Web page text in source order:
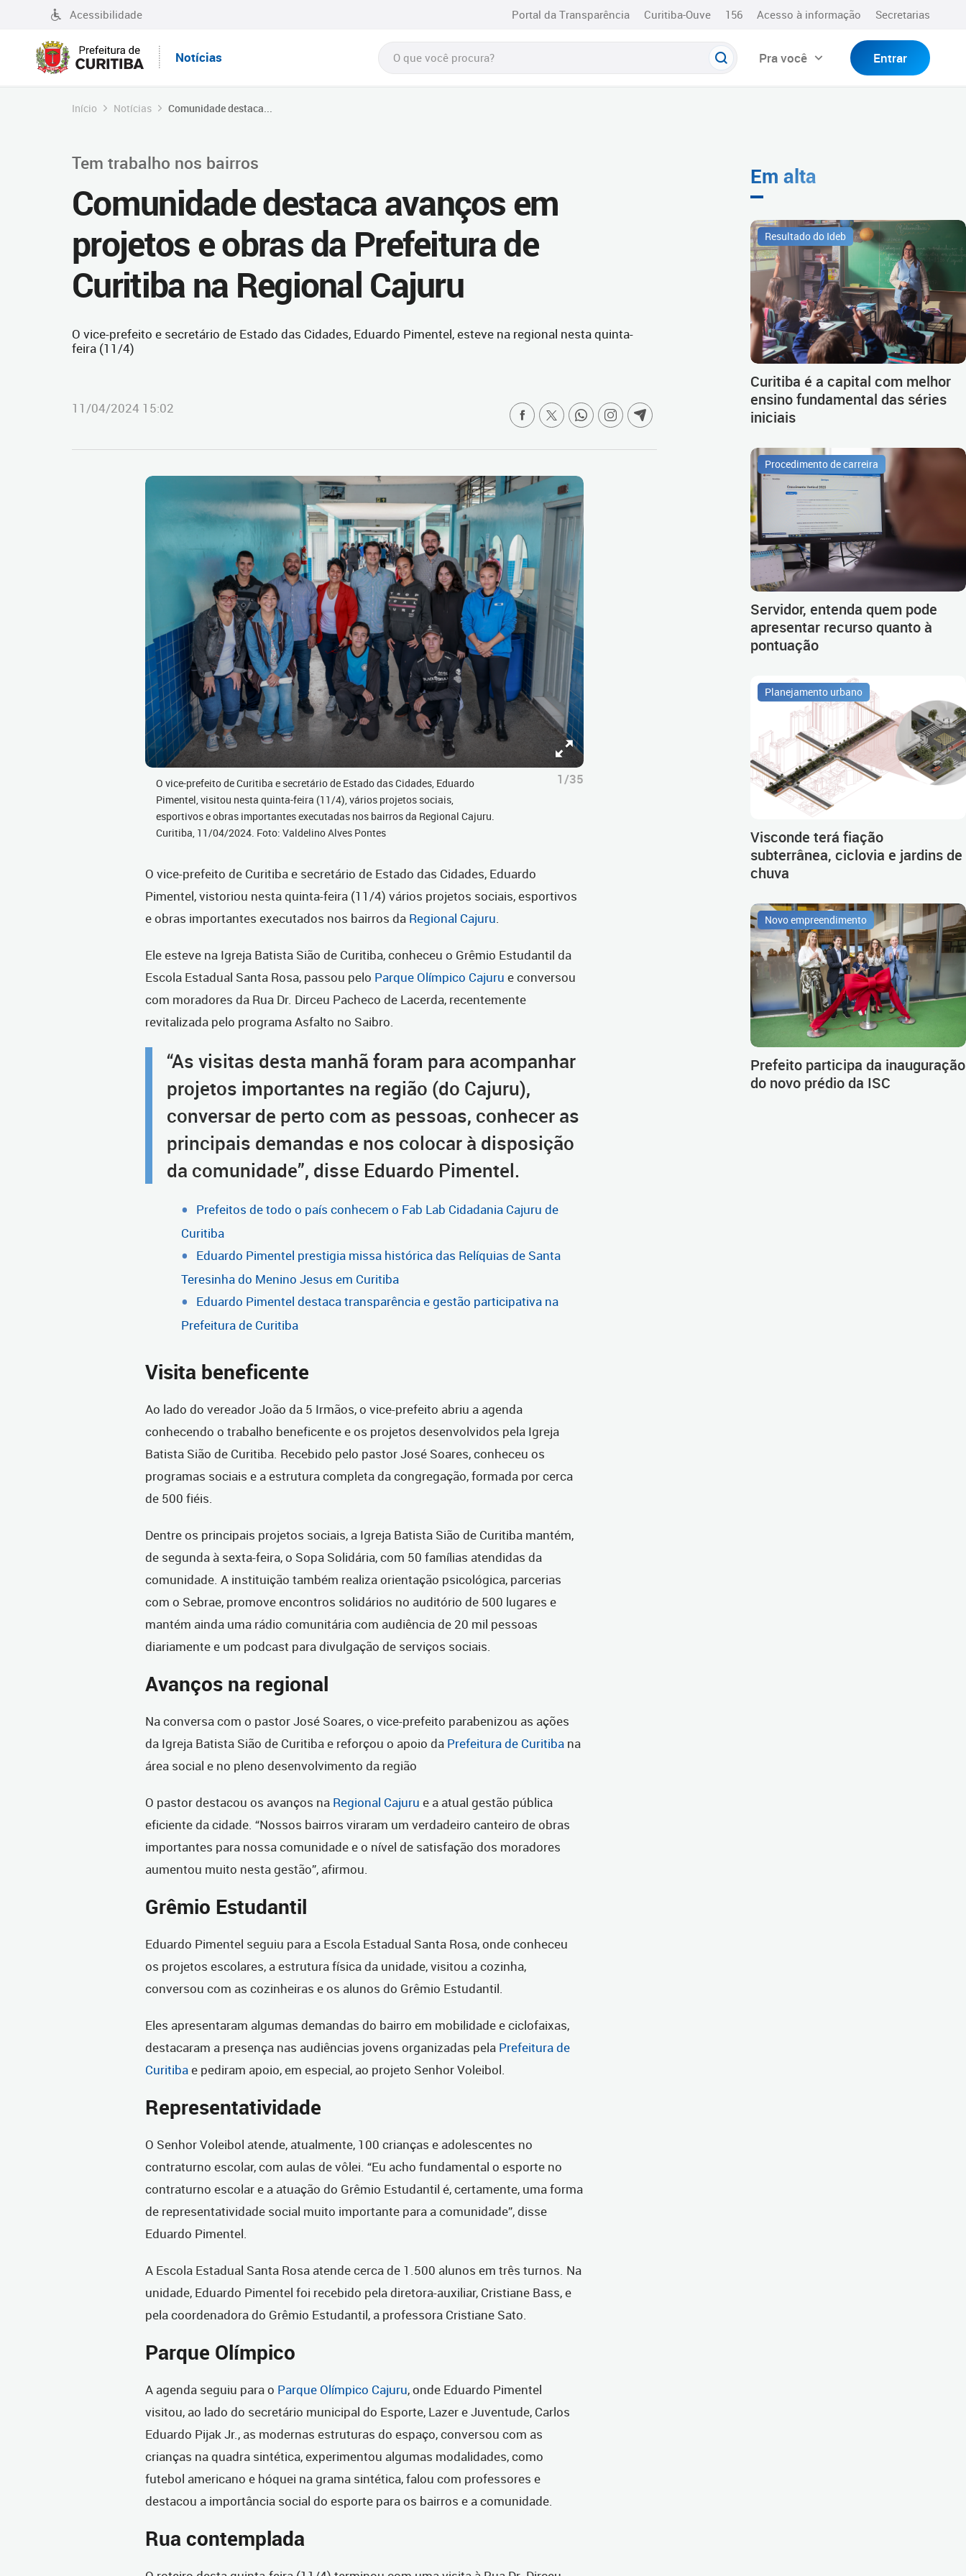
Acessibilidade Portal da Transparência Curitiba-Ouve 156 Acesso à informação Secretarias
Notícias Pra você Entrar
Início Notícias Comunidade destaca...
Tem trabalho nos bairros
Comunidade destaca avanços em
projetos e obras da Prefeitura de
Curitiba na Regional Cajuru
O vice-prefeito e secretário de Estado das Cidades, Eduardo Pimentel, esteve na regional nesta quinta-
feira (11/4)
11/04/2024 15:02
O vice-prefeito de Curitiba e secretário de Estado das Cidades, Eduardo
Pimentel, visitou nesta quinta-feira (11/4), vários projetos sociais,
esportivos e obras importantes executadas nos bairros da Regional Cajuru.
Curitiba, 11/04/2024. Foto: Valdelino Alves Pontes
1/35
O vice-prefeito de Curitiba e secretário de Estado das Cidades, Eduardo
Pimentel, vistoriou nesta quinta-feira (11/4) vários projetos sociais, esportivos
e obras importantes executados nos bairros da Regional Cajuru.
Ele esteve na Igreja Batista Sião de Curitiba, conheceu o Grêmio Estudantil da
Escola Estadual Santa Rosa, passou pelo Parque Olímpico Cajuru e conversou
com moradores da Rua Dr. Dirceu Pacheco de Lacerda, recentemente
revitalizada pelo programa Asfalto no Saibro.
“As visitas desta manhã foram para acompanhar
projetos importantes na região (do Cajuru),
conversar de perto com as pessoas, conhecer as
principais demandas e nos colocar à disposição
da comunidade”, disse Eduardo Pimentel.
Prefeitos de todo o país conhecem o Fab Lab Cidadania Cajuru de
Curitiba
Eduardo Pimentel prestigia missa histórica das Relíquias de Santa
Teresinha do Menino Jesus em Curitiba
Eduardo Pimentel destaca transparência e gestão participativa na
Prefeitura de Curitiba
Visita beneficente
Ao lado do vereador João da 5 Irmãos, o vice-prefeito abriu a agenda
conhecendo o trabalho beneficente e os projetos desenvolvidos pela Igreja
Batista Sião de Curitiba. Recebido pelo pastor José Soares, conheceu os
programas sociais e a estrutura completa da congregação, formada por cerca
de 500 fiéis.
Dentre os principais projetos sociais, a Igreja Batista Sião de Curitiba mantém,
de segunda à sexta-feira, o Sopa Solidária, com 50 famílias atendidas da
comunidade. A instituição também realiza orientação psicológica, parcerias
com o Sebrae, promove encontros solidários no auditório de 500 lugares e
mantém ainda uma rádio comunitária com audiência de 20 mil pessoas
diariamente e um podcast para divulgação de serviços sociais.
Avanços na regional
Na conversa com o pastor José Soares, o vice-prefeito parabenizou as ações
da Igreja Batista Sião de Curitiba e reforçou o apoio da Prefeitura de Curitiba na
área social e no pleno desenvolvimento da região
O pastor destacou os avanços na Regional Cajuru e a atual gestão pública
eficiente da cidade. “Nossos bairros viraram um verdadeiro canteiro de obras
importantes para nossa comunidade e o nível de satisfação dos moradores
aumentou muito nesta gestão”, afirmou.
Grêmio Estudantil
Eduardo Pimentel seguiu para a Escola Estadual Santa Rosa, onde conheceu
os projetos escolares, a estrutura física da unidade, visitou a cozinha,
conversou com as cozinheiras e os alunos do Grêmio Estudantil.
Eles apresentaram algumas demandas do bairro em mobilidade e ciclofaixas,
destacaram a presença nas audiências jovens organizadas pela Prefeitura de
Curitibae pediram apoio, em especial, ao projeto Senhor Voleibol.
Representatividade
O Senhor Voleibol atende, atualmente, 100 crianças e adolescentes no
contraturno escolar, com aulas de vôlei. “Eu acho fundamental o esporte no
contraturno escolar e a atuação do Grêmio Estudantil é, certamente, uma forma
de representatividade social muito importante para a comunidade”, disse
Eduardo Pimentel.
A Escola Estadual Santa Rosa atende cerca de 1.500 alunos em três turnos. Na
unidade, Eduardo Pimentel foi recebido pela diretora-auxiliar, Cristiane Bass, e
pela coordenadora do Grêmio Estudantil, a professora Cristiane Sato.
Parque Olímpico
A agenda seguiu para o Parque Olímpico Cajuru, onde Eduardo Pimentel
visitou, ao lado do secretário municipal do Esporte, Lazer e Juventude, Carlos
Eduardo Pijak Jr., as modernas estruturas do espaço, conversou com as
crianças na quadra sintética, experimentou algumas modalidades, como
futebol americano e hóquei na grama sintética, falou com professores e
destacou a importância social do esporte para os bairros e a comunidade.
Rua contemplada
Em alta
Resultado do Ideb
Curitiba é a capital com melhor
ensino fundamental das séries
iniciais
Procedimento de carreira
Servidor, entenda quem pode
apresentar recurso quanto à
pontuação
Planejamento urbano
Visconde terá fiação
subterrânea, ciclovia e jardins de
chuva
Novo empreendimento
Prefeito participa da inauguração
do novo prédio da ISC